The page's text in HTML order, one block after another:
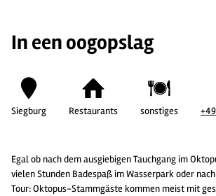
In een oogopslag
Siegburg Restaurants sonstiges
Egal ob nach dem ausgiebigen Tauchgang im
vielen Stunden Badespaß im Wasserpark oder
Tour: Oktopus-Stammgäste kommen meist mit